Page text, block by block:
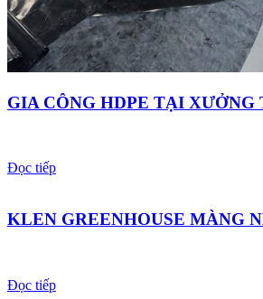
GIA CÔNG HDPE TẠI XƯỞNG
Đọc tiếp
KLEN GREENHOUSE MÀNG
Đọc tiếp